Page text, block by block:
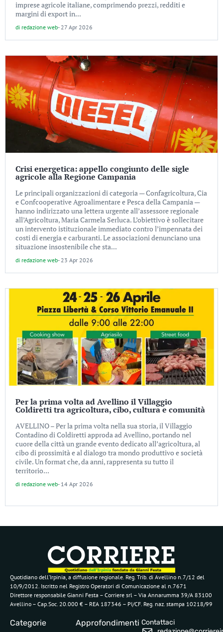
imprese agricole italiane, comprimendo prezzi, redditi e
margini di export in...
di redazione web- 27 Apr 2026
Crisi energetica: appello congiunto delle sigle
agricole alla Regione Campania
Le principali organizzazioni di categoria — Confagricoltura, Cia
e Confcooperative Agroalimentare e Pesca della Campania —
hanno indirizzato una lettera urgente all’assessore regionale
all’Agricoltura, Maria Carmela Serluca. L’obiettivo è sollecitare
un intervento istituzionale immediato contro l’impennata dei
costi di energia e carburanti. Le associazioni denunciano una
situazione insostenibile che sta...
di redazione web- 23 Apr 2026
Per la prima volta ad Avellino il Villaggio
Coldiretti tra agricoltura, cibo, cultura e comunità
AVELLINO – Per la prima volta nella sua storia, il Villaggio
Contadino di Coldiretti approda ad Avellino, portando nel
cuore della città un grande evento dedicato all’agricoltura, al
cibo di prossimità e al dialogo tra mondo produttivo e società
civile. Un format che, da anni, rappresenta su tutto il
territorio...
di redazione web- 14 Apr 2026
Quotidiano dell’Irpinia, a diffusione regionale. Reg. Trib. di Avellino n.7/12 del
10/9/2012. Iscritto nel Registro Operatori di Comunicazione al n.7671
Direttore responsabile Gianni Festa – Corriere srl – Via Annarumma 39/A 83100
Avellino – Cap.Soc. 20.000 € – REA 187346 – PI/CF. Reg. naz. stampa 10218/99
Categorie Approfondimenti Contattaci